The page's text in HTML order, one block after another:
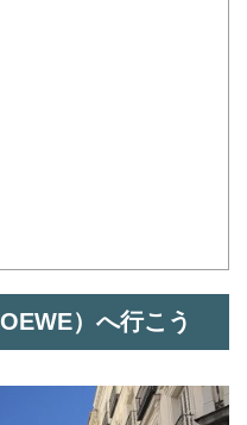
）へ行こう